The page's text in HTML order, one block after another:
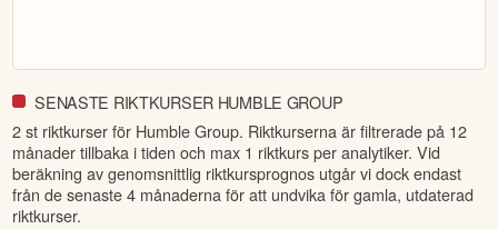
SENASTE RIKTKURSER HUMBLE GROUP
2 st riktkurser för Humble Group. Riktkurserna är filtrerade på 12
månader tillbaka i tiden och max 1 riktkurs per analytiker. Vid
beräkning av genomsnittlig riktkursprognos utgår vi dock endast
från de senaste 4 månaderna för att undvika för gamla, utdaterad
riktkurser.